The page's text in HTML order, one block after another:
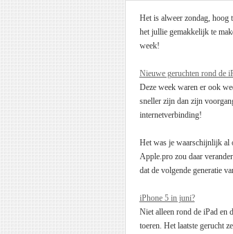
Het is alweer zondag, hoog
het jullie gemakkelijk te
week!
Nieuwe geruchten rond de
Deze week waren er ook
sneller zijn dan zijn
internetverbinding!
Het was je waarschijnlijk al
Apple.pro zou daar
dat de volgende generatie
iPhone 5 in juni?
Niet alleen rond de iPad en
toeren. Het laatste gerucht